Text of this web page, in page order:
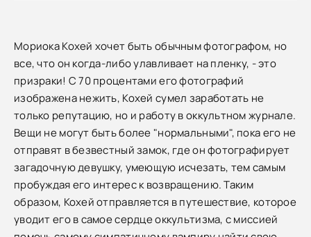
Мориока Кохей хочет быть обычным фотографом, но
все, что он когда-либо улавливает на пленку, - это
призраки! С 70 процентами его фотографий
изображена нежить, Кохей сумел заработать не
только репутацию, но и работу в оккультном журнале.
Вещи не могут быть более "нормальными", пока его не
отправят в безвестный замок, где он фотографирует
загадочную девушку, умеющую исчезать, тем самым
пробуждая его интерес к возвращению. Таким
образом, Кохей отправляется в путешествие, которое
уводит его в самое сердце оккультизма, с миссией